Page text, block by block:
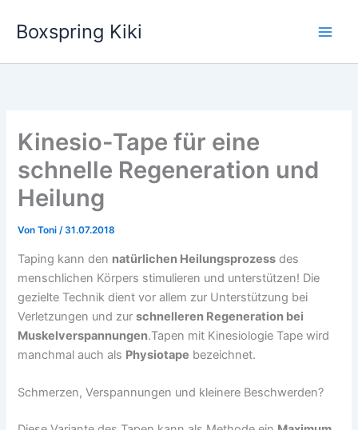
InhaltBoxspring Kiki
Kinesio-Tape für eine
schnelle Regeneration und
Heilung
VonToni/31.07.2018
Taping kann den natürlichen Heilungsprozess des
menschlichen Körpers stimulieren und unterstützen! Die
gezielte Technik dient vor allem zur Unterstützung bei
Verletzungen und zurschnelleren Regeneration bei
Muskelverspannungen.Tapen mit Kinesiologie Tape wird
manchmal auch als Physiotape bezeichnet.
Schmerzen, Verspannungen und kleinere Beschwerden?